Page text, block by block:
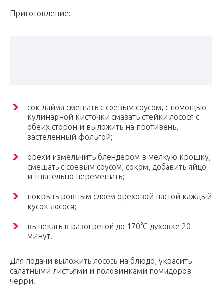
Приготовление:
сок лайма смешать с соевым соусом, с помощью
кулинарной кисточки смазать стейки лосося с
обеих сторон и выложить на противень,
застеленный фольгой;
орехи измельчить блендером в мелкую крошку,
смешать с соевым соусом, соком, добавить яйцо
и тщательно перемешать;
покрыть ровным слоем ореховой пастой каждый
кусок лосося;
выпекать в разогретой до 170°С духовке 20
минут.
Для подачи выложить лосось на блюдо, украсить
салатными листьями и половинками помидоров
черри.